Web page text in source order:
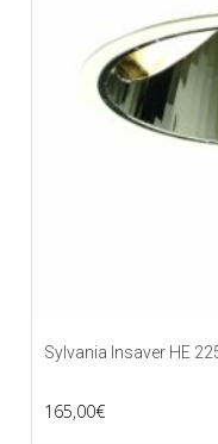
Sylvania Insaver HE
165,00€